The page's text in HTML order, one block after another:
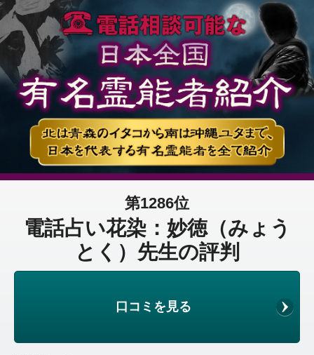
第1286位
電話占い花染：妙徳（みょう
とく）先生の評判
口コミを見る